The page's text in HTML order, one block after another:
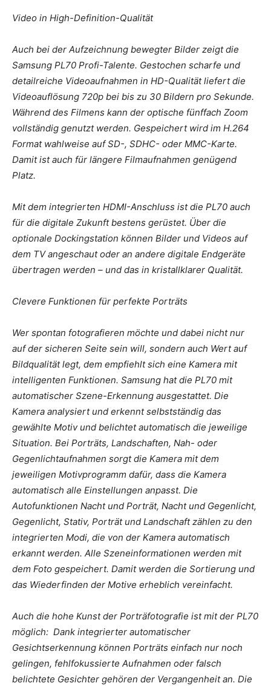
Video in High-Definition-Qualität
Auch bei der Aufzeichnung bewegter Bilder zeigt die
Samsung PL70 Profi-Talente. Gestochen scharfe und
detailreiche Videoaufnahmen in HD-Qualität liefert die
Videoauflösung 720p bei bis zu 30 Bildern pro Sekunde.
Während des Filmens kann der optische fünffach Zoom
vollständig genutzt werden. Gespeichert wird im H.264
Format wahlweise auf SD-, SDHC- oder MMC-Karte.
Damit ist auch für längere Filmaufnahmen genügend
Platz.
Mit dem integrierten HDMI-Anschluss ist die PL70 auch
für die digitale Zukunft bestens gerüstet. Über die
optionale Dockingstation können Bilder und Videos auf
dem TV angeschaut oder an andere digitale Endgeräte
übertragen werden – und das in kristallklarer Qualität.
Clevere Funktionen für perfekte Porträts
Wer spontan fotografieren möchte und dabei nicht nur
auf der sicheren Seite sein will, sondern auch Wert auf
Bildqualität legt, dem empfiehlt sich eine Kamera mit
intelligenten Funktionen. Samsung hat die PL70 mit
automatischer Szene-Erkennung ausgestattet. Die
Kamera analysiert und erkennt selbstständig das
gewählte Motiv und belichtet automatisch die jeweilige
Situation. Bei Porträts, Landschaften, Nah- oder
Gegenlichtaufnahmen sorgt die Kamera mit dem
jeweiligen Motivprogramm dafür, dass die Kamera
automatisch alle Einstellungen anpasst. Die
Autofunktionen Nacht und Porträt, Nacht und Gegenlicht,
Gegenlicht, Stativ, Porträt und Landschaft zählen zu den
integrierten Modi, die von der Kamera automatisch
erkannt werden. Alle Szeneinformationen werden mit
dem Foto gespeichert. Damit werden die Sortierung und
das Wiederfinden der Motive erheblich vereinfacht.
Auch die hohe Kunst der Porträfotografie ist mit der PL70
möglich: Dank integrierter automatischer
Gesichtserkennung können Porträts einfach nur noch
gelingen, fehlfokussierte Aufnahmen oder falsch
belichtete Gesichter gehören der Vergangenheit an. Die